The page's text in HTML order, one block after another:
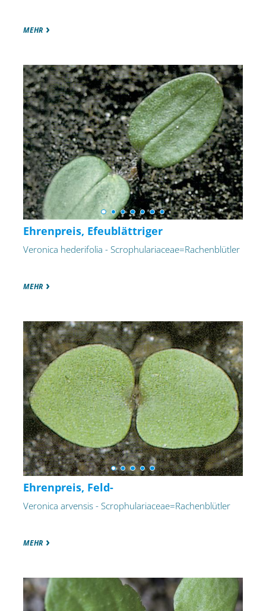
MEHR
Ehrenpreis, Efeublättriger
Veronica hederifolia - Scrophulariaceae=Rachenblütler
MEHR
Ehrenpreis, Feld-
Veronica arvensis - Scrophulariaceae=Rachenblütler
MEHR